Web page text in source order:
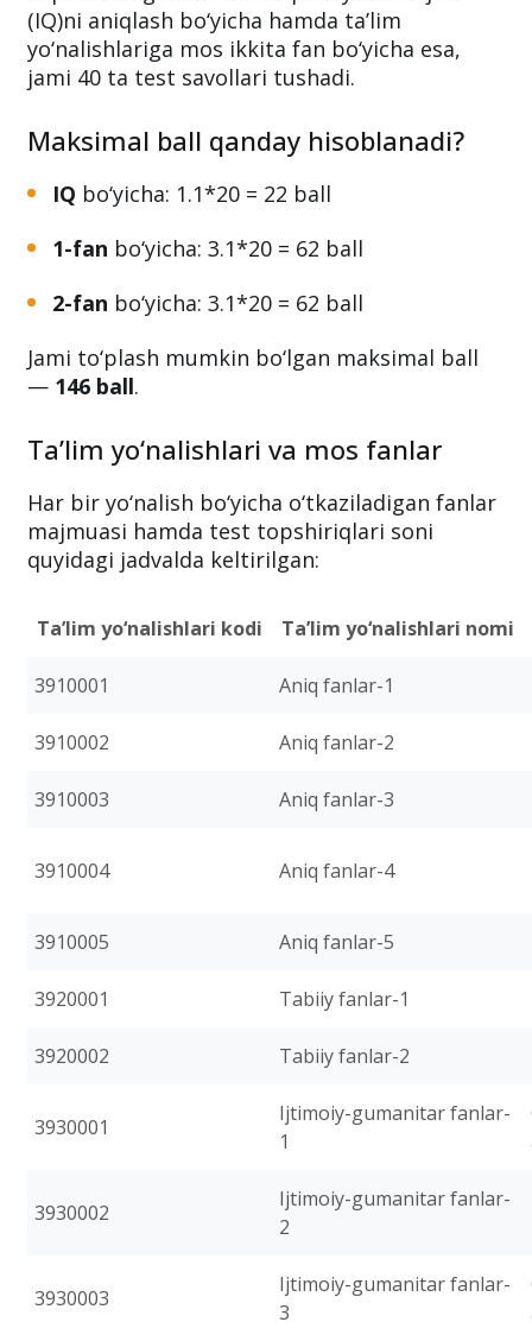
(IQ)ni aniqlash bo‘yicha hamda ta’lim
yo‘nalishlariga mos ikkita fan bo‘yicha esa,
jami 40 ta test savollari tushadi.
Maksimal ball qanday hisoblanadi?
IQ bo‘yicha: 1.1*20 = 22 ball
1-fan bo‘yicha: 3.1*20 = 62 ball
2-fan bo‘yicha: 3.1*20 = 62 ball
Jami to‘plash mumkin bo‘lgan maksimal ball
— 146 ball.
Ta’lim yo‘nalishlari va mos fanlar
Har bir yo‘nalish bo‘yicha o‘tkaziladigan fanlar
majmuasi hamda test topshiriqlari soni
quyidagi jadvalda keltirilgan:
Ta’lim yo‘nalishlari kodi Ta’lim yo‘nalishlari nomi
3910001 Aniq fanlar-1
3910002 Aniq fanlar-2
3910003 Aniq fanlar-3
3910004 Aniq fanlar-4
3910005 Aniq fanlar-5
3920001 Tabiiy fanlar-1
3920002 Tabiiy fanlar-2
3930001
Ijtimoiy-gumanitar fanlar-
1
3930002
Ijtimoiy-gumanitar fanlar-
2
3930003
Ijtimoiy-gumanitar fanlar-
3